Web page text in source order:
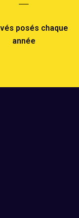
posés chaque
année